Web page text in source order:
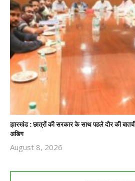
झारखंड : छात्रों की सरकार के साथ पहले दौर की
अडिग
August 8, 2026